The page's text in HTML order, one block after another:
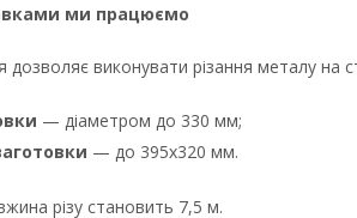
ми працюємо
виконувати різання металу на
— діаметром до 330 мм;
— до 395х320 мм.
різу становить 7,5 м.